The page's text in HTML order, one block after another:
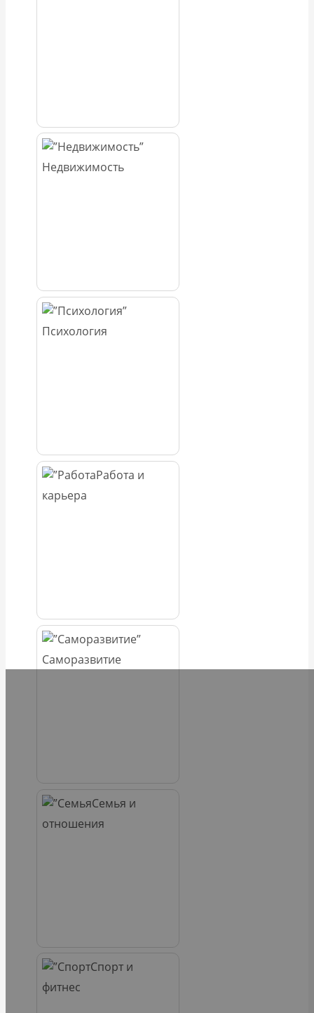
Недвижимость
Психология
Работа и
карьера
Саморазвитие
Семья и
отношения
Спорт и
фитнес